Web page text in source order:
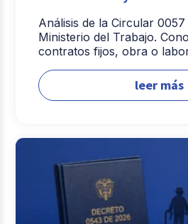
Análisis de la Circular
Ministerio del Trabajo.
contratos fijos, obra o
leer más